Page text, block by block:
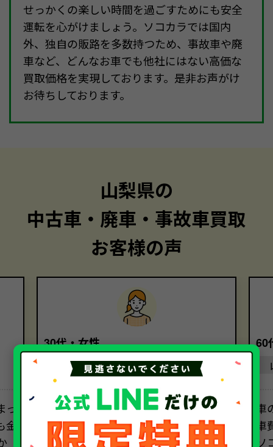
せっかくの楽しい時間を過ごすためにも安全
運転を心がけましょう。ソコカラでは国内
外、独自の販路を多数持つため、事故車や廃
車など、どんなお車でも他社にはない高価な
買取価格を実現しております。是非お声がけ
お待ちしております。
山梨県の
中古車・廃車・事故車買取
お客様の声
30代・女性
山梨県
複数の業者に査定を依頼しました
が、ソコカラさんを選んだのは、電
話対応の親切さです。担当者の方の丁
60